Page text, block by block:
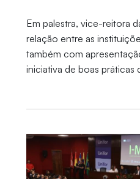
Em palestra, vice-reitora
relação entre as
também com
iniciativa de boas práticas